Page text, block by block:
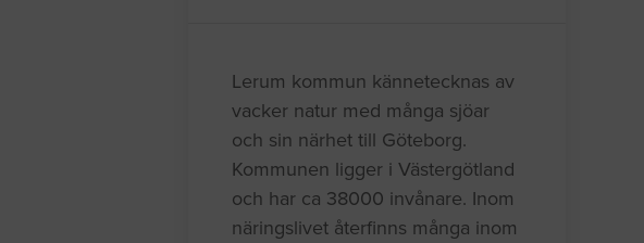
Lerum kommun kännetecknas av
vacker natur med många sjöar
och sin närhet till Göteborg.
Kommunen ligger i Västergötland
och har ca 38000 invånare. Inom
näringslivet återfinns många inom